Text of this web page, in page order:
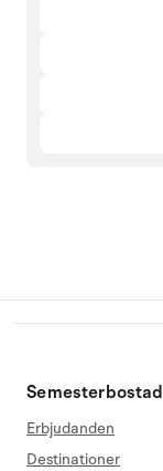
Semesterbostad
Erbjudanden
Destinationer